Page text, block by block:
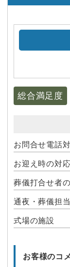
総合満足度
お問合せ電話
お迎え時の対応
葬儀打合せ者
通夜・葬儀担
式場の施設
お客様のコ